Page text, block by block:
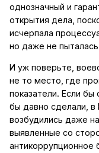
однозначный и
открытия дела,
исчерпала
но даже не
И уж поверьте,
не то место, где
показатели. Если
бы давно сделали, в
возбудились даже
выявленные со